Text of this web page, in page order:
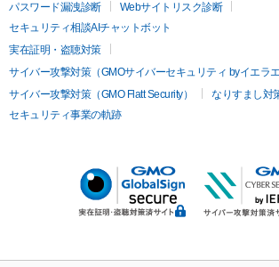
パスワード漏洩診断
Webサイトリスク診断
セキュリティ相談AIチャットボット
実在証明・盗聴対策
サイバー攻撃対策（GMOサイバーセキュリティ byイエラエ
サイバー攻撃対策（GMO Flatt Security）
なりすまし対
セキュリティ事業の軌跡